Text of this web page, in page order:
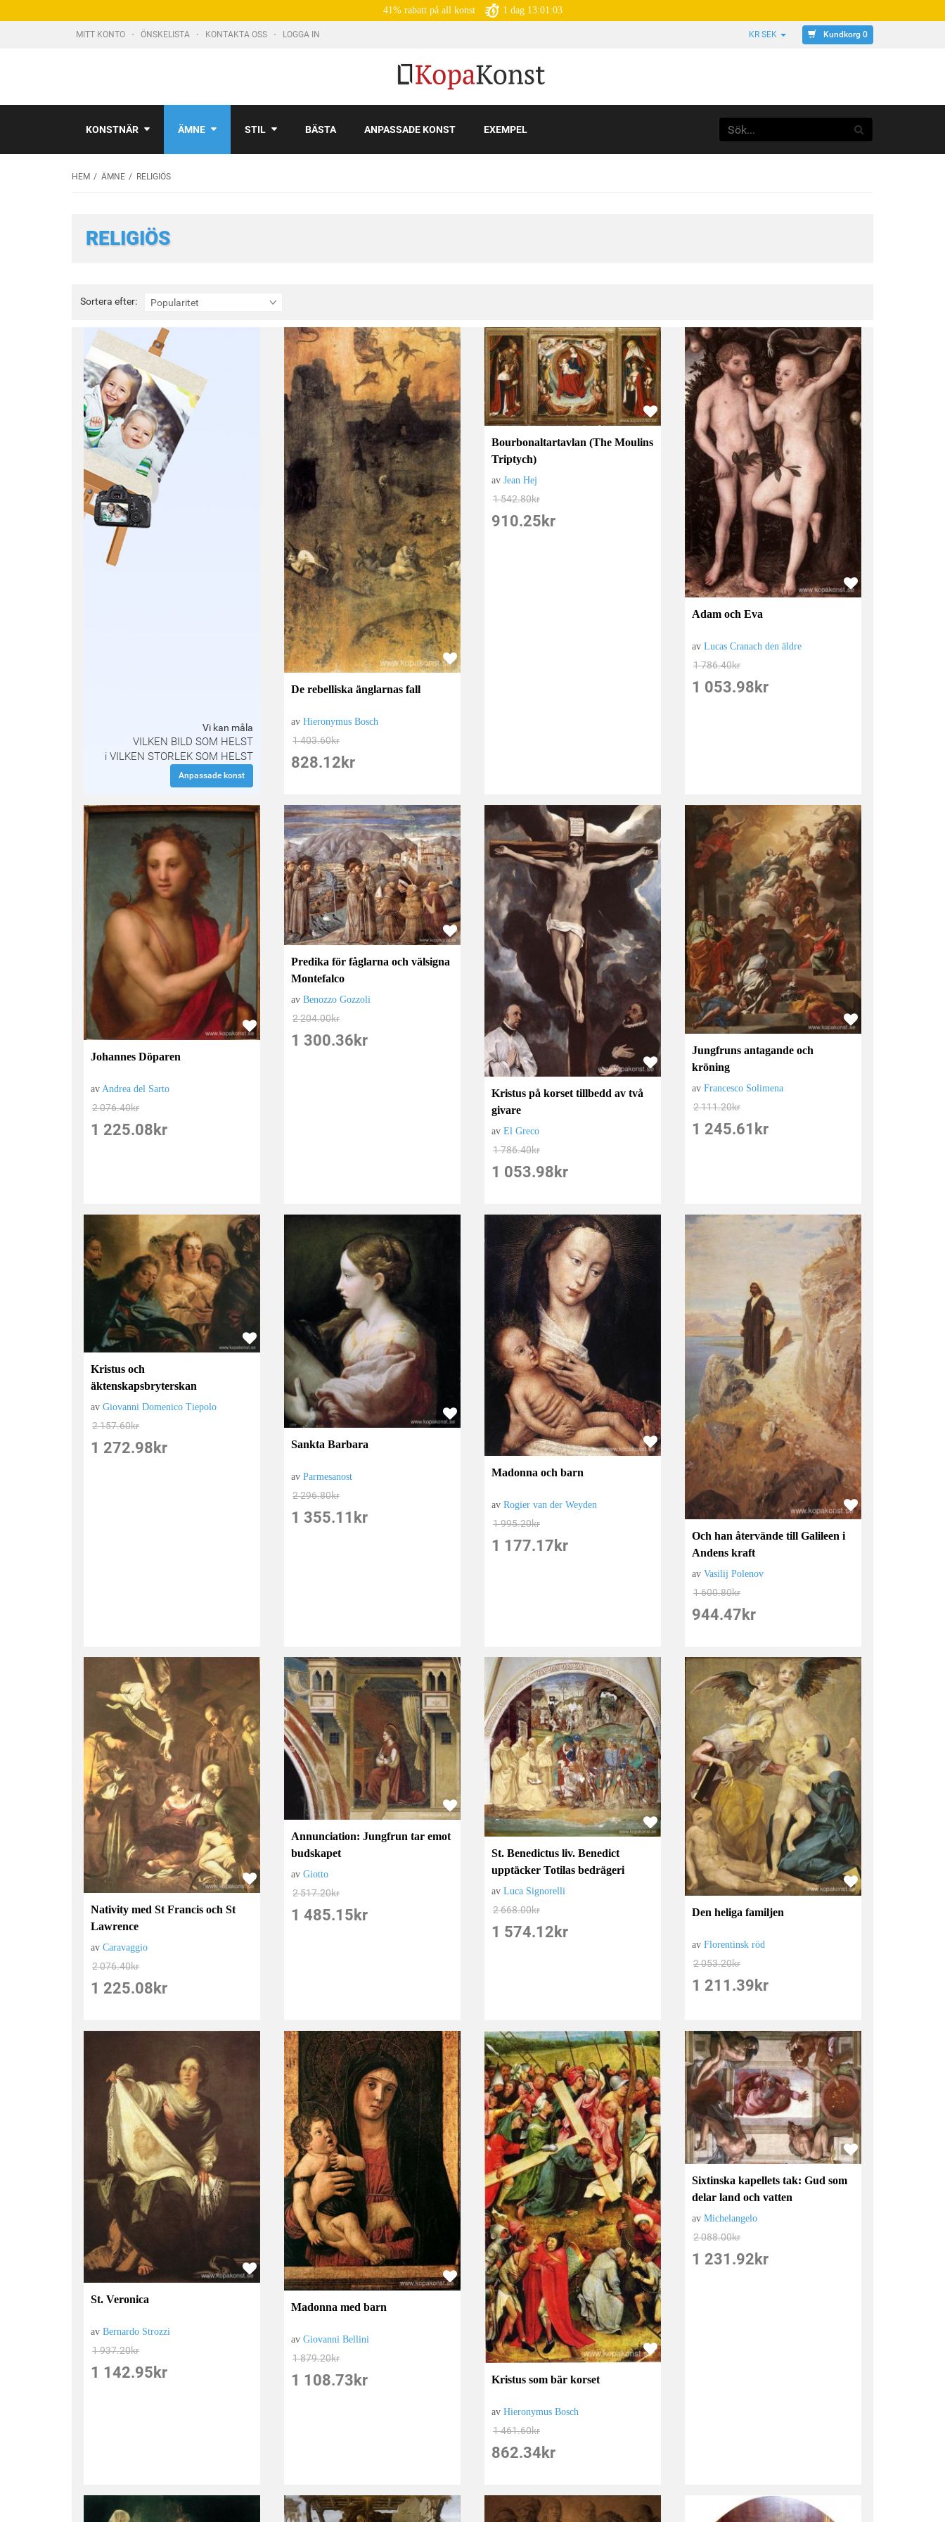
41% rabatt på all konst 1 dag 13:01:01
MITT KONTO ÖNSKELISTA KONTAKTA OSS LOGGA IN KR SEK Kundkorg 0
KONSTNÄR ÄMNE STIL BÄSTA ANPASSADE KONST EXEMPEL
HEM ÄMNE RELIGIÖS
RELIGIÖS
Sortera efter: Popularitet
Sortera
efter:
Vi kan måla
VILKEN BILD SOM HELST
i VILKEN STORLEK SOM HELST
Anpassade konst
De rebelliska änglarnas fall
avHieronymus Bosch
1 403.60kr
828.12 kr
Bourbonaltartavlan (The Moulins
Triptych)
avJean Hej
1 542.80kr
910.25 kr
Adam och Eva
avLucas Cranach den äldre
1 786.40kr
1 053.98 kr
Johannes Döparen
avAndrea del Sarto
2 076.40kr
1 225.08 kr
Predika för fåglarna och välsigna
Montefalco
avBenozzo Gozzoli
2 204.00kr
1 300.36 kr
Kristus på korset tillbedd av två
givare
avEl Greco
1 786.40kr
1 053.98 kr
Jungfruns antagande och
kröning
avFrancesco Solimena
2 111.20kr
1 245.61 kr
Kristus och
äktenskapsbryterskan
avGiovanni Domenico Tiepolo
2 157.60kr
1 272.98 kr Sankta Barbara
avParmesanost
2 296.80kr
1 355.11 kr
Madonna och barn
avRogier van der Weyden
1 995.20kr
1 177.17 kr
Och han återvände till Galileen i
Andens kraft
avVasilij Polenov
1 600.80kr
944.47 kr
Nativity med St Francis och St
Lawrence
avCaravaggio
2 076.40kr
1 225.08 kr
Annunciation: Jungfrun tar emot
budskapet
avGiotto
2 517.20kr
1 485.15 kr
St. Benedictus liv. Benedict
upptäcker Totilas bedrägeri
avLuca Signorelli
2 668.00kr
1 574.12 kr
Den heliga familjen
avFlorentinsk röd
2 053.20kr
1 211.39 kr
St. Veronica
avBernardo Strozzi
1 937.20kr
1 142.95 kr
Madonna med barn
avGiovanni Bellini
1 879.20kr
1 108.73 kr Kristus som bär korset
avHieronymus Bosch
1 461.60kr
862.34 kr
Sixtinska kapellets tak: Gud som
delar land och vatten
avMichelangelo
2 088.00kr
1 231.92 kr